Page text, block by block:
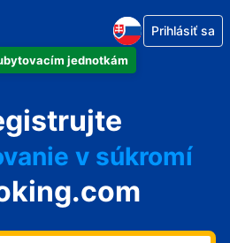
jednotkám
Prihlásiť sa
hotel
v súkromí
penzión
breakfast